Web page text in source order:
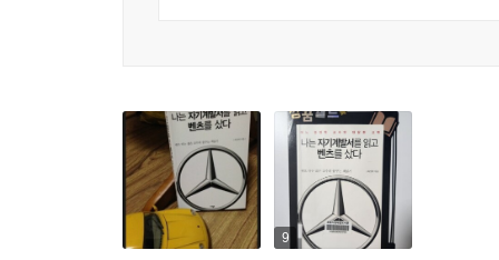
중요한 것은 자신이 그 분야에서 일정한 지식을
실패하는 것이 아니다. 열심히 한 사람은 성공하
공하고 그 분야에서 일정 수준에 도달하지 못한
않다. 당연히 실패한다. 실패하는 과정을 통해 그
야에서 일정 수준 이상의 지식을 배울 기회가 영
학술 논문들도 아니다. 자기계발서들이다. 이 자기
저자는 이러한 일련의 경험을 통해서 자기계발서
수 있는 에너지를 주는 책은 자기계발서밖에 없다
방법은 자신의 사고방식과 행동이 변할 때까지 자
9